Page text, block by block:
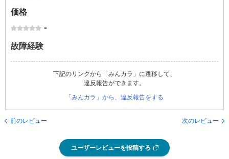
価格
-
故障経験
下記のリンクから「みんカラ」に遷移して、
違反報告ができます。
「みんカラ」から、違反報告をする
前のレビュー 次のレビュー
ユーザーレビューを投稿する